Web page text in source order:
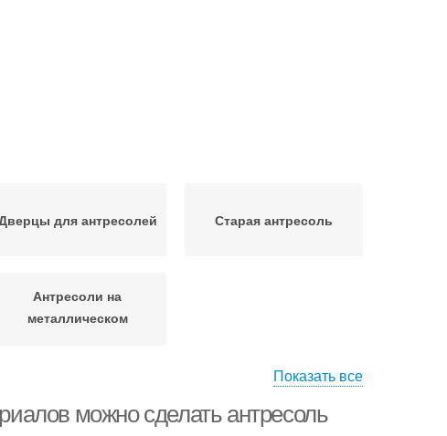
для антресолей Старая антресоль
Антресоли на
металлическом
Показать все
можно сделать антресоль